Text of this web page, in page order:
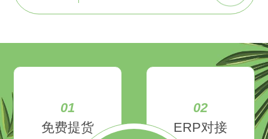
01
免费提货
02
ERP对接